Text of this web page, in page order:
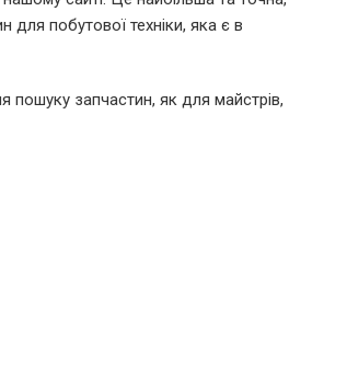
для побутової техніки, яка є в
запчастин, як для майстрів,